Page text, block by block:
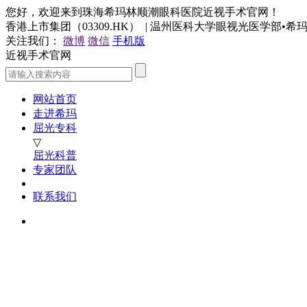
您好，欢迎来到珠海希玛林顺潮眼科医院近视手术官网！
香港上市集团（03309.HK） | 温州医科大学眼视光医学部•希
关注我们：
微博 微信 手机版
近视手术官网
网站首页
走进希玛
屈光专科
▽
屈光科普
专家团队
联系我们